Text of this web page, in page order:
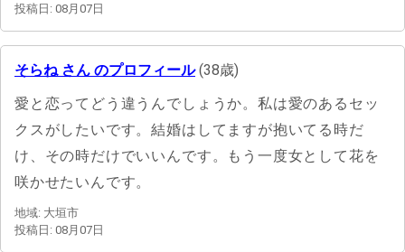
投稿日: 08月07日
そらね さん のプロフィール(38歳)
愛と恋ってどう違うんでしょうか。私は愛のあるセッ
クスがしたいです。結婚はしてますが抱いてる時だ
け、その時だけでいいんです。もう一度女として花を
咲かせたいんです。
地域: 大垣市
投稿日: 08月07日